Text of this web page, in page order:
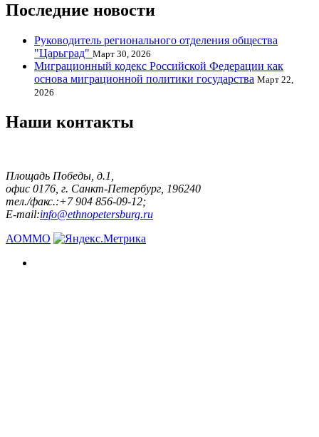
Последние новости
Руководитель регионального отделения общества
"Царьград" Март 30, 2026
Миграционный кодекс Российской Федерации как
основа миграционной политики государства Март 22,
2026
Наши контакты
Площадь Победы, д.1,
офис 0176, г. Санкт-Петербург, 196240
тел./факс.:+7 904 856-09-12;
E-mail:info@ethnopetersburg.ru
АОММО